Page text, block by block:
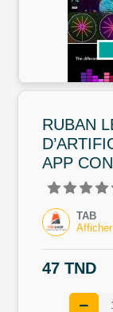
RUBAN
APP
TAB
47 TND